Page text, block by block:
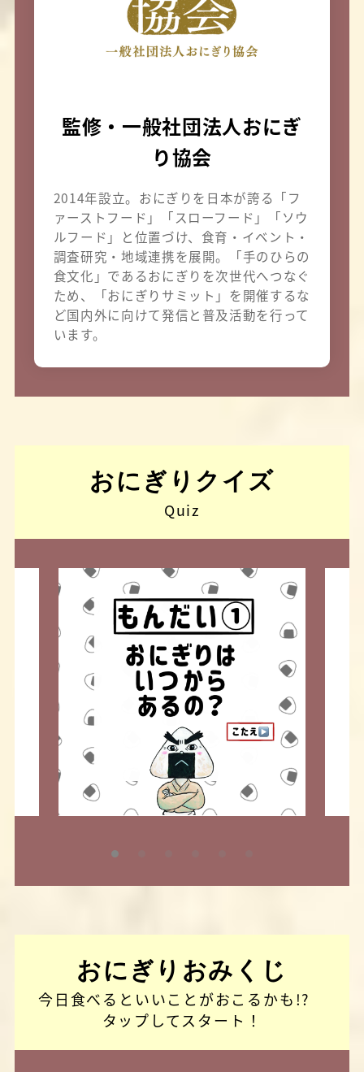
監修・一般社団法人おにぎ
り協会
2014年設立。おにぎりを日本が誇る「フ
ァーストフード」「スローフード」「ソウ
ルフード」と位置づけ、食育・イベント・
調査研究・地域連携を展開。「手のひらの
食文化」であるおにぎりを次世代へつなぐ
ため、「おにぎりサミット」を開催するな
ど国内外に向けて発信と普及活動を行って
います。
おにぎりクイズ
Quiz
おにぎりおみくじ
今日食べるといいことがおこるかも!?
タップしてスタート！